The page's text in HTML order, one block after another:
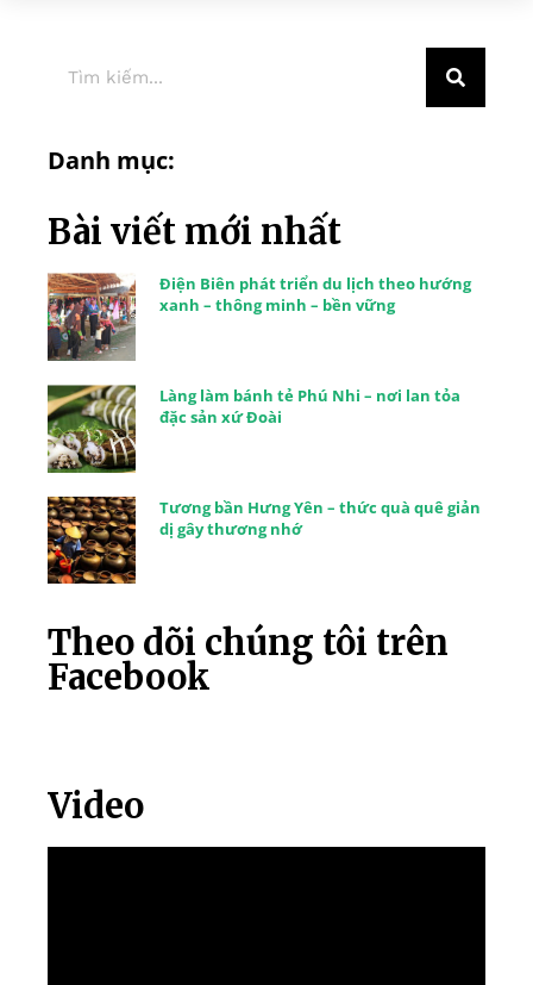
Danh mục:
Bài viết mới nhất
Điện Biên phát triển du lịch theo hướng
xanh – thông minh – bền vững
Làng làm bánh tẻ Phú Nhi – nơi lan tỏa
đặc sản xứ Đoài
Tương bần Hưng Yên – thức quà quê giản
dị gây thương nhớ
Theo dõi chúng tôi trên
Facebook
Video